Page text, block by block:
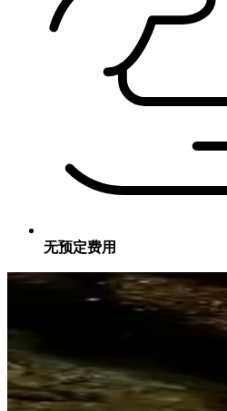
无预定费用